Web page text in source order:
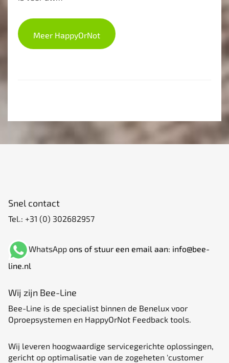
Meer HappyOrNot
Snel contact
Tel.: +31 (0) 302682957
WhatsApp ons of stuur een email aan: info@bee-
line.nl
Wij zijn Bee-Line
Bee-Line is de specialist binnen de Benelux voor
Oproepsystemen en HappyOrNot Feedback tools.
Wij leveren hoogwaardige servicegerichte oplossingen,
gericht op optimalisatie van de zogeheten 'customer